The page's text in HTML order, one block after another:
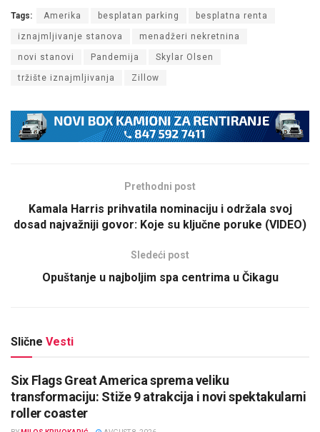
Tags: Amerika besplatan parking besplatna renta
iznajmljivanje stanova menadžeri nekretnina
novi stanovi Pandemija Skylar Olsen
tržište iznajmljivanja Zillow
Prethodni post
Kamala Harris prihvatila nominaciju i održala svoj
dosad najvažniji govor: Koje su ključne poruke (VIDEO)
Sledeći post
Opuštanje u najboljim spa centrima u Čikagu
Slične Vesti
Six Flags Great America sprema veliku
transformaciju: Stiže 9 atrakcija i novi spektakularni
roller coaster